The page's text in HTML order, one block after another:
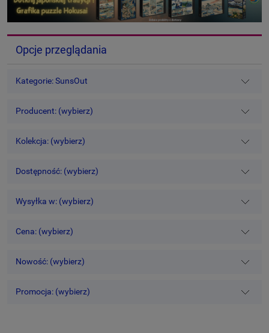
Opcje przeglądania
Kategorie: SunsOut
Producent: (wybierz)
Kolekcja: (wybierz)
Dostępność: (wybierz)
Wysyłka w: (wybierz)
Cena: (wybierz)
Nowość: (wybierz)
Promocja: (wybierz)